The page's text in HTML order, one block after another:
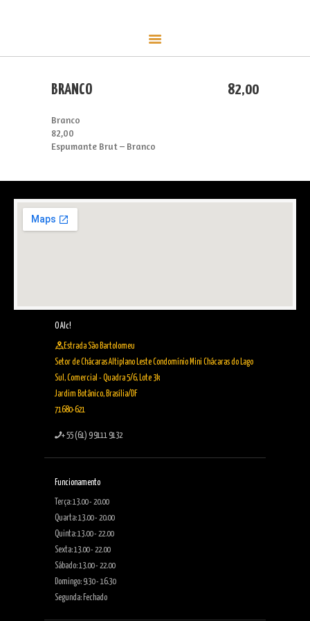
Alci Café
Café, empório e champanharia
LOJA
BRANCO 82,00
Branco
82,00
Espumante Brut – Branco
O Alc!
Estrada São Bartolomeu
Setor de Chácaras Altiplano Leste Condomínio Mini Chácaras do Lago
Sul, Comercial - Quadra 5/6, Lote 3k
Jardim Botânico, Brasília/DF
71680-621
+ 55 (61) 9 9111 9132
Funcionamento
Terça: 13.00 - 20.00
Quarta: 13.00 - 20.00
Quinta: 13.00 - 22.00
Sexta: 13.00 - 22.00
Sábado: 13.00 - 22.00
Domingo: 9.30 - 16.30
Segunda: Fechado